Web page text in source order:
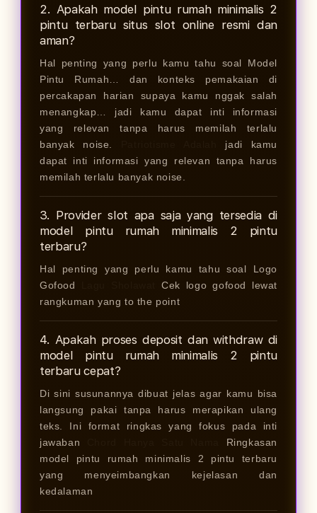
2. Apakah model pintu rumah minimalis 2
pintu terbaru situs slot online resmi dan
aman?
Hal penting yang perlu kamu tahu soal Model
Pintu Rumah… dan konteks pemakaian di
percakapan harian supaya kamu nggak salah
menangkap… jadi kamu dapat inti informasi
yang relevan tanpa harus memilah terlalu
banyak noise.
jadi kamu
dapat inti informasi yang relevan tanpa harus
memilah terlalu banyak noise.
3. Provider slot apa saja yang tersedia di
model pintu rumah minimalis 2 pintu
terbaru?
Hal penting yang perlu kamu tahu soal Logo
Gofood
Cek logo gofood lewat
rangkuman yang to the point
4. Apakah proses deposit dan withdraw di
model pintu rumah minimalis 2 pintu
terbaru cepat?
Di sini susunannya dibuat jelas agar kamu bisa
langsung pakai tanpa harus merapikan ulang
teks. Ini format ringkas yang fokus pada inti
jawaban
Ringkasan
model pintu rumah minimalis 2 pintu terbaru
yang menyeimbangkan kejelasan dan
kedalaman